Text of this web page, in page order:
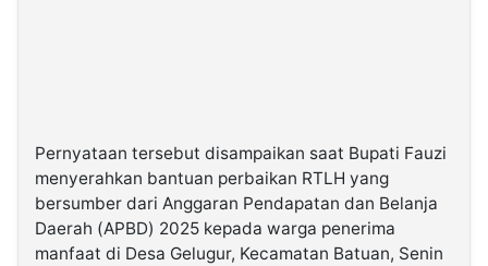
Pernyataan tersebut disampaikan saat Bupati Fauzi
menyerahkan bantuan perbaikan RTLH yang
bersumber dari Anggaran Pendapatan dan Belanja
Daerah (APBD) 2025 kepada warga penerima
manfaat di Desa Gelugur, Kecamatan Batuan, Senin